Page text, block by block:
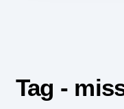
Tag -